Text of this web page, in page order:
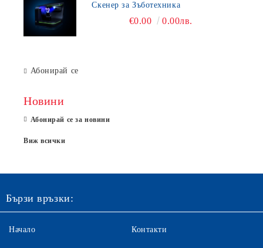
Скенер за Зъботехника
€0.00 0.00лв.
Абонирай се
Новини
Абонирай се за новини
Виж всички
Бързи връзки:
Начало Контакти